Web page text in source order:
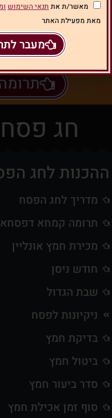
חג
ההכנות לחג
מדריך לחג הפסח
תרומה קמחא דפסחא
מכירת חמץ אונליין
חודש ניסן
שבת הגדול
ניקיונות לפסח
בדיקת חמץ
ביטול חמץ
סדר ביעור חמץ
סוף זמן אכילת חמץ
מאשר/ת את תנאי השימוש
מאת מפעילת האתר
מעבר